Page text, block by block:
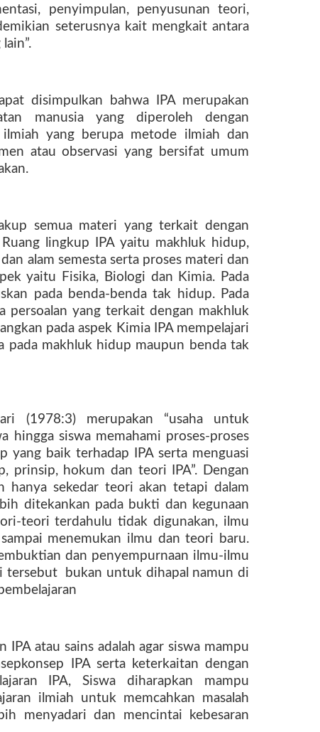
penyimpulan, penyusunan teori,
seterusnya kait mengkait antara
disimpulkan bahwa IPA merupakan
manusia yang diperoleh dengan
ilmiah yang berupa metode ilmiah dan
atau observasi yang bersifat umum
semua materi yang terkait dengan
lingkup IPA yaitu makhluk hidup,
alam semesta serta proses materi dan
yaitu Fisika, Biologi dan Kimia. Pada
pada benda-benda tak hidup. Pada
persoalan yang terkait dengan makhluk
pada aspek Kimia IPA mempelajari
pada makhluk hidup maupun benda tak
(1978:3) merupakan “usaha untuk
hingga siswa memahami proses-proses
yang baik terhadap IPA serta menguasi
prinsip, hokum dan teori IPA”. Dengan
hanya sekedar teori akan tetapi dalam
ditekankan pada bukti dan kegunaan
teori terdahulu tidak digunakan, ilmu
menemukan ilmu dan teori baru.
dan penyempurnaan ilmu-ilmu
tersebut
bukan untuk dihapal namun di
IPA atau sains adalah agar siswa mampu
IPA serta keterkaitan dengan
IPA, Siswa diharapkan mampu
ilmiah untuk memcahkan masalah
menyadari dan mencintai kebesaran